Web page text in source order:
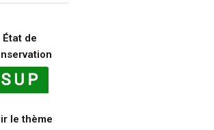
État de
le thème